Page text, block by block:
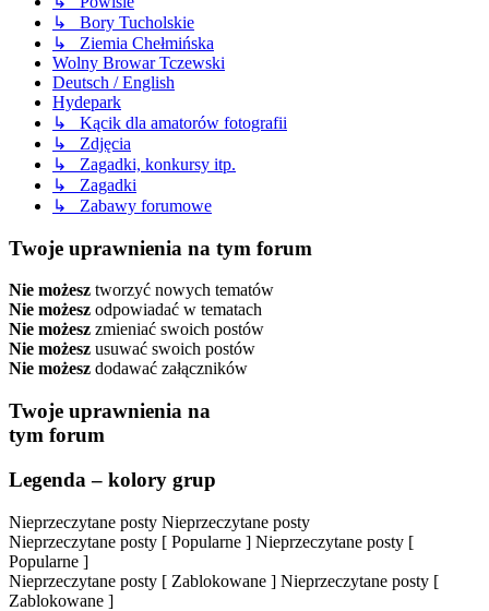
↳ Bory Tucholskie
↳ Ziemia Chełmińska
Wolny Browar Tczewski
Deutsch / English
Hydepark
↳ Kącik dla amatorów fotografii
↳ Zdjęcia
↳ Zagadki, konkursy itp.
↳ Zagadki
↳ Zabawy forumowe
Twoje uprawnienia na tym forum
Nie możesz tworzyć nowych tematów
Nie możesz odpowiadać w tematach
Nie możesz zmieniać swoich postów
Nie możesz usuwać swoich postów
Nie możesz dodawać załączników
Twoje uprawnienia na
tym forum
Legenda – kolory grup
Nieprzeczytane posty Nieprzeczytane posty
Nieprzeczytane posty [ Popularne ] Nieprzeczytane posty [
Popularne ]
Nieprzeczytane posty [ Zablokowane ] Nieprzeczytane posty [
Zablokowane ]